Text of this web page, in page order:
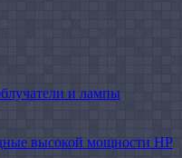
и лампы
высокой мощности HP